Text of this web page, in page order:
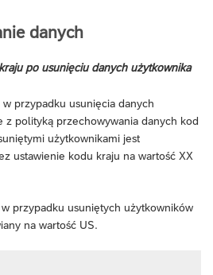
danych
po usunięciu danych użytkownika
przypadku usunięcia danych
z polityką przechowywania danych kod
użytkownikami jest
ustawienie kodu kraju na wartość XX
przypadku usuniętych użytkowników
na wartość US.